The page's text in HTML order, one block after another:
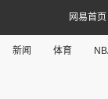
网易首页
新闻 体育